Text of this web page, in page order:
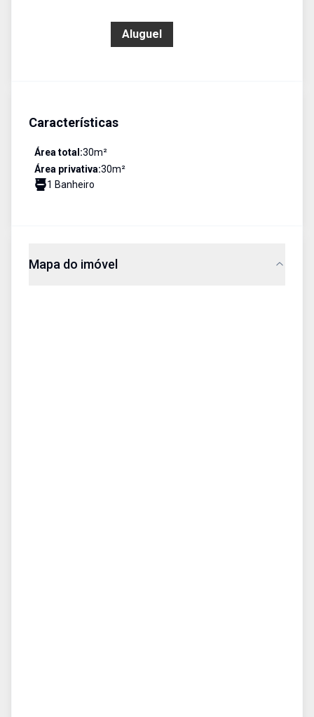
Aluguel
Características
Área total:30m²
Área privativa:30m²
1 Banheiro
Mapa do imóvel